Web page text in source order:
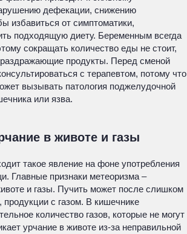
дефекации, снижению
избавиться от симптоматики,
подходящую диету. Беременным всегда
сокращать количество еды не стоит,
продукты. Перед сменой
с терапевтом, потому что
вызывать патология поджелудочной
или язва.
в животе и газы
такое явление на фоне употребления
Главные признаки метеоризма –
и газы. Пучить может после слишком
с газом. В кишечнике
количество газов, которые не могут
урчание в животе из-за неправильной